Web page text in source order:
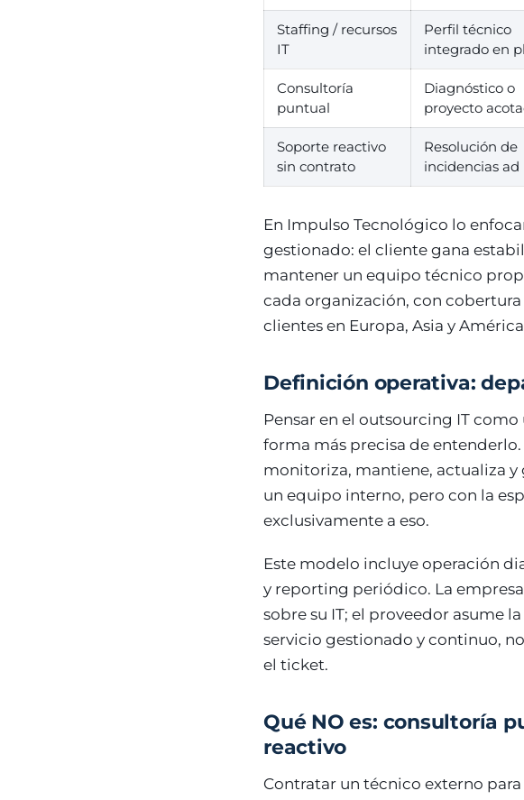
Staffing / recursos
IT
Perfil técnico
integrado en
Consultoría
puntual
Diagnóstico o
proyecto
Soporte reactivo
sin contrato
Resolución de
incidencias ad
En Impulso Tecnológico lo
gestionado: el cliente gana
mantener un equipo técnico
cada organización, con
clientes en Europa, Asia y
Definición operativa:
Pensar en el outsourcing IT
forma más precisa de
monitoriza, mantiene, actualiza
un equipo interno, pero con la
exclusivamente a eso.
Este modelo incluye operación
y reporting periódico. La
sobre su IT; el proveedor asume
servicio gestionado y continuo,
el ticket.
Qué NO es: consultoría
reactivo
Contratar un técnico externo